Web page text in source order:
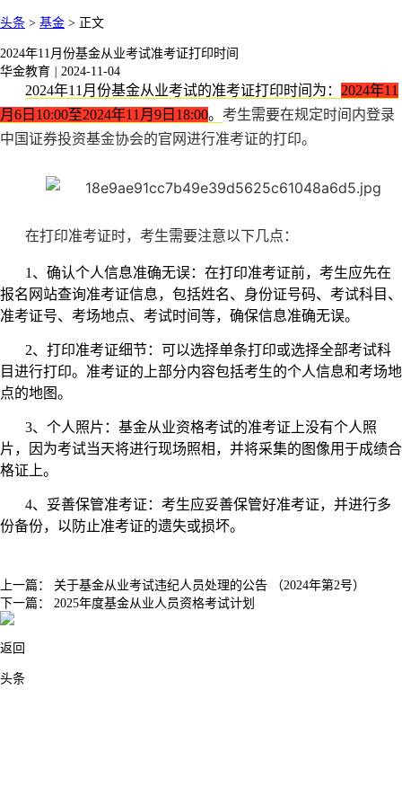
头条 > 基金 > 正文
2024年11月份基金从业考试准考证打印时间
华金教育
2024-11-04
2024年11月份基金从业考试的准考证打印时间为： 2024年11
月6日10:00至2024年11月9日18:00。 考生需要在规定时间内登录
中国证券投资基金协会的官网进行准考证的打印。‌
在打印准考证时，考生需要注意以下几点：
1、确认个人信息准确无误：在打印准考证前，考生应先在
报名网站查询准考证信息，包括姓名、身份证号码、考试科目、
准考证号、考场地点、考试时间等，确保信息准确无误。
2、打印准考证细节：可以选择单条打印或选择全部考试科
目进行打印。准考证的上部分内容包括考生的个人信息和考场地
点的地图。
3、个人照片：基金从业资格考试的准考证上没有个人照
片，因为考试当天将进行现场照相，并将采集的图像用于成绩合
格证上。
4、妥善保管准考证：考生应妥善保管好准考证，并进行多
份备份，以防止准考证的遗失或损坏。
上一篇： 关于基金从业考试违纪人员处理的公告 （2024年第2号）
下一篇： 2025年度基金从业人员资格考试计划
返回
头条